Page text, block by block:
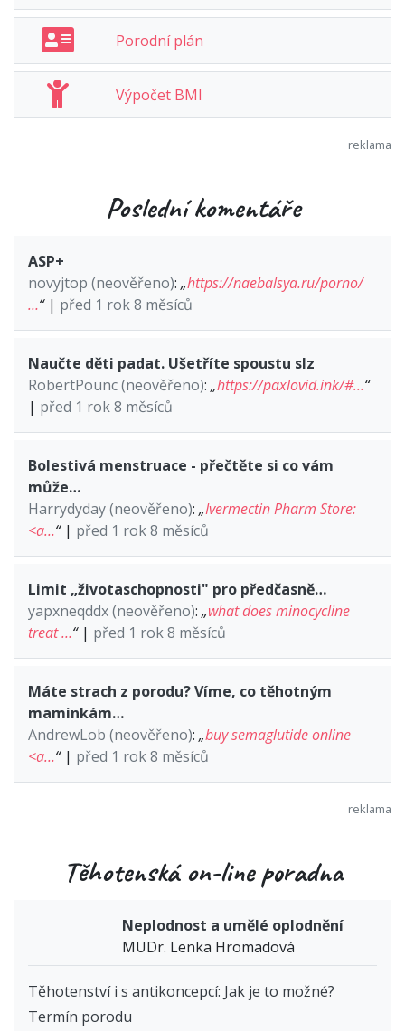
Porodní plán
Výpočet BMI
Poslední komentáře
ASP+
novyjtop (neověřeno): „https://naebalsya.ru/porno/
…“| před 1 rok 8 měsíců
Naučte děti padat. Ušetříte spoustu slz
RobertPounc (neověřeno): „https://paxlovid.ink/#…“
| před 1 rok 8 měsíců
Bolestivá menstruace - přečtěte si co vám
může…
Harrydyday (neověřeno): „Ivermectin Pharm Store:
<a…“| před 1 rok 8 měsíců
Limit „životaschopnosti" pro předčasně…
yapxneqddx (neověřeno): „what does minocycline
treat …“| před 1 rok 8 měsíců
Máte strach z porodu? Víme, co těhotným
maminkám…
AndrewLob (neověřeno): „buy semaglutide online
<a…“| před 1 rok 8 měsíců
Těhotenská on-line poradna
Neplodnost a umělé oplodnění
MUDr. Lenka Hromadová
Těhotenství i s antikoncepcí: Jak je to možné?
Termín porodu